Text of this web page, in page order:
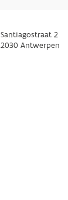
Santiagostraat 2
2030 Antwerpen